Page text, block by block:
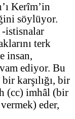
Kerîm’in
söylüyor.
-istisnalar
terk
insan,
ediyor. Bu
karşılığı, bir
(cc) imhâl (bir
eder,